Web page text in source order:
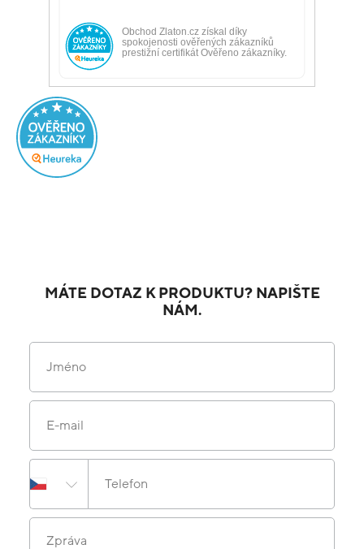
MÁTE DOTAZ K PRODUKTU? NAPIŠTE
NÁM.
Jméno
E-mail
Telefon
Zpráva